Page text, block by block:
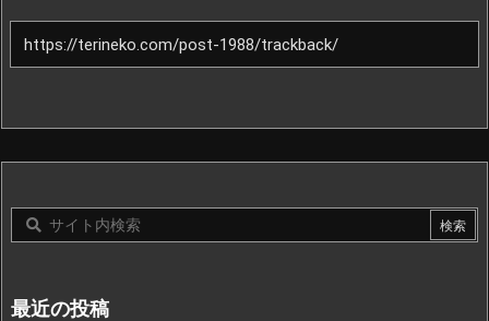
最近の投稿